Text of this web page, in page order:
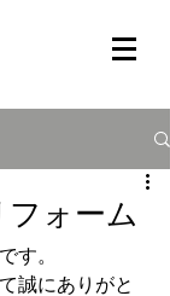
ォーム
す。
誠にありがと